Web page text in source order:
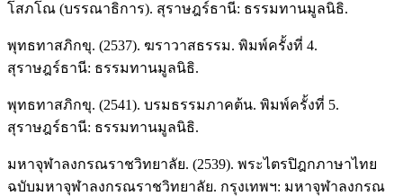
โสภโณ (บรรณาธิการ). สุราษฎร์ธานี: ธรรมทานมูลนิธิ.
พุทธทาสภิกขุ. (2537). ฆราวาสธรรม. พิมพ์ครั้งที่ 4.
สุราษฎร์ธานี: ธรรมทานมูลนิธิ.
พุทธทาสภิกขุ. (2541). บรมธรรมภาคต้น. พิมพ์ครั้งที่ 5.
สุราษฎร์ธานี: ธรรมทานมูลนิธิ.
มหาจุฬาลงกรณราชวิทยาลัย. (2539). พระไตรปิฎกภาษาไทย
ฉบับมหาจุฬาลงกรณราชวิทยาลัย. กรุงเทพฯ: มหาจุฬาลงกรณ